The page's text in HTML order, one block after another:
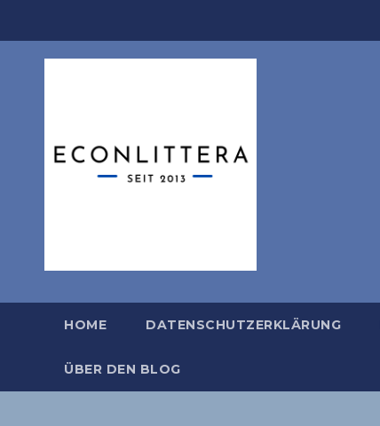
Inhalt
HOME DATENSCHUTZERKLÄRUNG
ÜBER DEN BLOG